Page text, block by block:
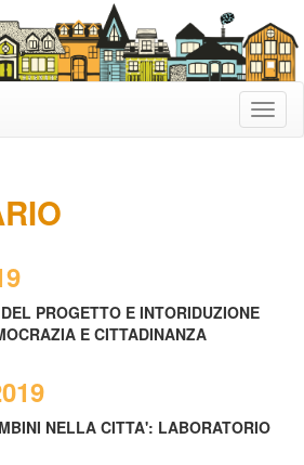
PROGETTO E INTORIDUZIONE
E CITTADINANZA
NELLA CITTA': LABORATORIO